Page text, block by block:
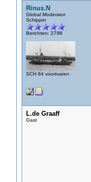
Rinus.N
Global Moderator
Schipper
Berichten: 2798
SCH 84 voortvaren
L.de Graaff
Gast